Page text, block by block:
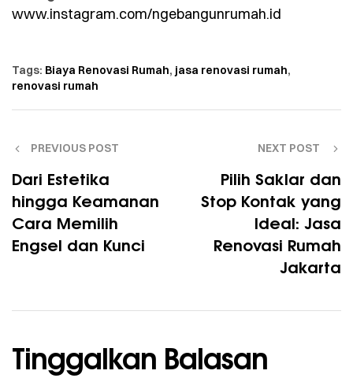
www.instagram.com/ngebangunrumah.id
Tags: Biaya Renovasi Rumah, jasa renovasi rumah,
renovasi rumah
PREVIOUS POST
Dari Estetika
hingga Keamanan
Cara Memilih
Engsel dan Kunci
NEXT POST
Pilih Saklar dan
Stop Kontak yang
Ideal: Jasa
Renovasi Rumah
Jakarta
Tinggalkan Balasan